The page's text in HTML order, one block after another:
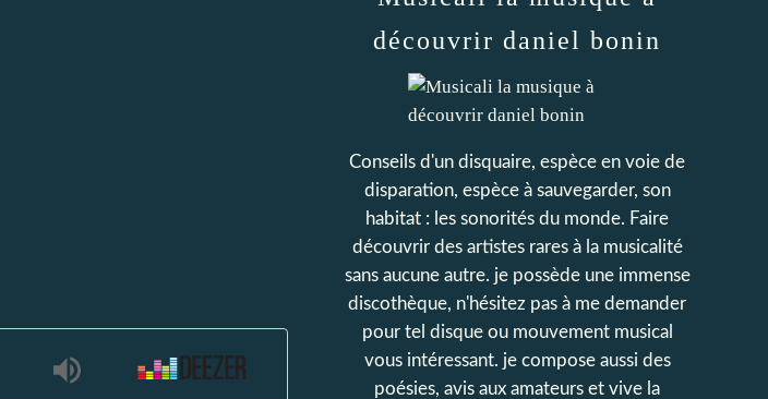
découvrir daniel bonin
Conseils d'un disquaire, espèce en voie de
disparation, espèce à sauvegarder, son
habitat : les sonorités du monde. Faire
découvrir des artistes rares à la musicalité
sans aucune autre. je possède une immense
discothèque, n'hésitez pas à me demander
pour tel disque ou mouvement musical
vous intéressant. je compose aussi des
poésies, avis aux amateurs et vive la